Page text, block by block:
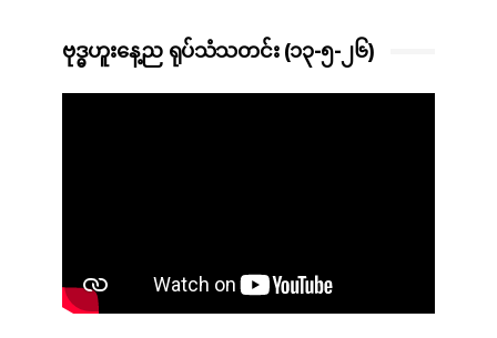
ဗုဒ္ဓဟူးနေ့ည ရုပ်သံသတင်း (၁၃-၅-၂၆)